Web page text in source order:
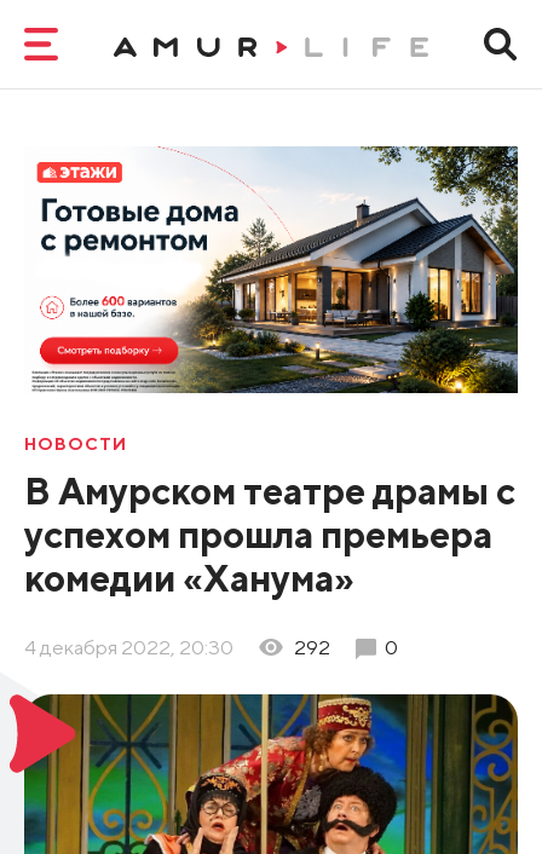
НОВОСТИ
В Амурском театре драмы с
успехом прошла премьера
комедии «Ханума»
4 декабря 2022, 20:30 292 0